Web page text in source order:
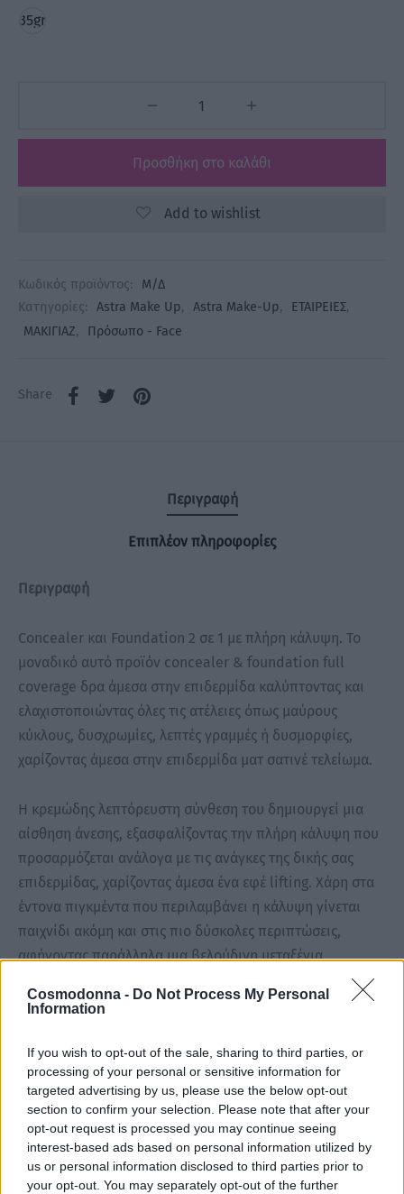
Cosmodonna - Do Not Process My Personal
Information
If you wish to opt-out of the sale, sharing to third parties, or
processing of your personal or sensitive information for
targeted advertising by us, please use the below opt-out
section to confirm your selection. Please note that after your
opt-out request is processed you may continue seeing
interest-based ads based on personal information utilized by
us or personal information disclosed to third parties prior to
your opt-out. You may separately opt-out of the further
35gr
Προσθήκη στο καλάθι
Add to wishlist
Κωδικός προϊόντος:
Μ/Δ
Κατηγορίες:
Astra Make Up, Astra Make-Up, ΕΤΑΙΡΕΙΕΣ,
ΜΑΚΙΓΙΑΖ, Πρόσωπο - Face
Share
Περιγραφή
Επιπλέον πληροφορίες
Περιγραφή
Concealer και Foundation 2 σε 1 με πλήρη κάλυψη. Το
μοναδικό αυτό προϊόν concealer & foundation full
coverage δρα άμεσα στην επιδερμίδα καλύπτοντας και
ελαχιστοποιώντας όλες τις ατέλειες όπως μαύρους
κύκλους, δυσχρωμίες, λεπτές γραμμές ή δυσμορφίες,
χαρίζοντας άμεσα στην επιδερμίδα ματ σατινέ τελείωμα.
Η κρεμώδης λεπτόρευστη σύνθεση του δημιουργεί μια
αίσθηση άνεσης, εξασφαλίζοντας την πλήρη κάλυψη που
προσαρμόζεται ανάλογα με τις ανάγκες της δικής σας
επιδερμίδας, χαρίζοντας άμεσα ένα εφέ lifting. Χάρη στα
έντονα πιγκμέντα που περιλαμβάνει η κάλυψη γίνεται
παιχνίδι ακόμη και στις πιο δύσκολες περιπτώσεις,
αφήνοντας παράλληλα μια βελούδινη μεταξένια
& foundation Transformist είναι εμπλουτισμένο με
βιταμίνη Ε η οποία έχει μεγάλη αντιοξειδωτική δράση,
εκχυλίσματα παιώνιας τα οποία έχουν δράση κατά των
ερεθισμών και των κοκκινίλων, καθώς και εκχυλίσματα
άγριας τριανταφυλλιάς πλούσια σε Ω3, 6 και 9 τα οποία
διεισδύουν βαθιά στα κύτταρα του δέρματος